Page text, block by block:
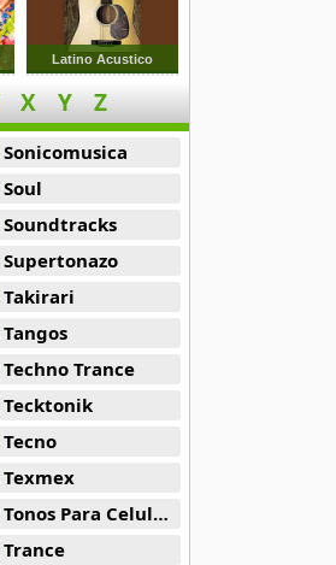
Latino Acustico
X Y Z
Sonicomusica
Soul
Soundtracks
Supertonazo
Takirari
Tangos
Techno Trance
Tecktonik
Tecno
Texmex
Tonos Para Celulares
Trance